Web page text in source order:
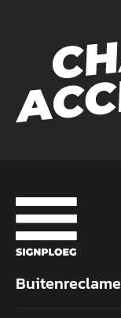
Buitenreclame